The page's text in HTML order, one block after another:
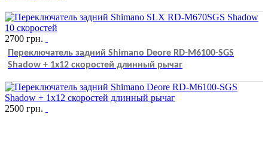
2700 грн.
Переключатель задний Shimano Deore RD-M6100-SGS
Shadow + 1x12 скоростей длинный рычаг
2500 грн.